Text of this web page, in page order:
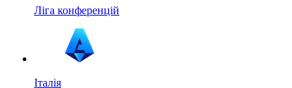
Ліга конференцій
Італія